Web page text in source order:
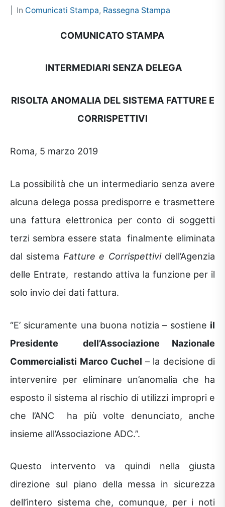
In Comunicati Stampa, Rassegna Stampa
COMUNICATO STAMPA
INTERMEDIARI SENZA DELEGA
RISOLTA ANOMALIA DEL SISTEMA FATTURE E
CORRISPETTIVI
Roma, 5 marzo 2019
La possibilità che un intermediario senza avere
alcuna delega possa predisporre e trasmettere
una fattura elettronica per conto di soggetti
terzi sembra essere stata finalmente eliminata
dal sistema Fatture e Corrispettivi dell’Agenzia
delle Entrate, restando attiva la funzione per il
solo invio dei dati fattura.
“E’ sicuramente una buona notizia – sostiene il
Presidente dell’Associazione Nazionale
Commercialisti Marco Cuchel – la decisione di
intervenire per eliminare un’anomalia che ha
esposto il sistema al rischio di utilizzi impropri e
che l’ANC ha più volte denunciato, anche
insieme all’Associazione ADC.”.
Questo intervento va quindi nella giusta
direzione sul piano della messa in sicurezza
dell’intero sistema che, comunque, per i noti